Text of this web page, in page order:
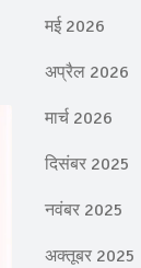
मई 2026
अप्रैल 2026
मार्च 2026
दिसंबर 2025
नवंबर 2025
अक्तूबर 2025